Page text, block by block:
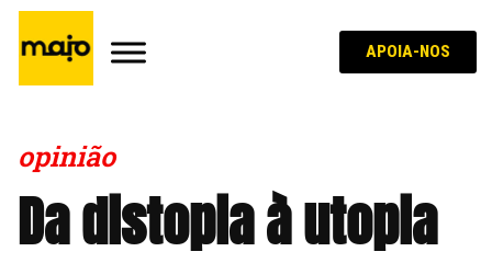
APOIA-NOS
opinião
Da distopia à utopia